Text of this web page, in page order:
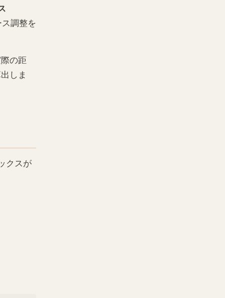
調整を
の距
しま
クスが